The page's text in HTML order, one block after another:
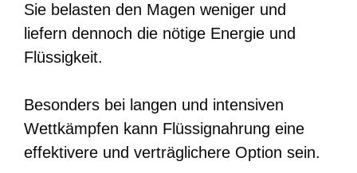
Sie belasten den Magen weniger und
liefern dennoch die nötige Energie und
Flüssigkeit.
Besonders bei langen und intensiven
Wettkämpfen kann Flüssignahrung eine
effektivere und verträglichere Option sein.